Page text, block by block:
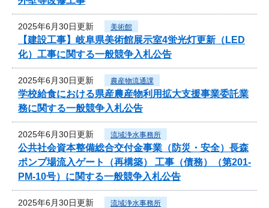
2025年6月30日更新 美術館
【建設工事】岐阜県美術館展示室4蛍光灯更新（LED
化）工事に関する一般競争入札公告
2025年6月30日更新 農産物流通課
学校給食における県産農産物利用拡大支援事業委託業
務に関する一般競争入札公告
2025年6月30日更新 流域浄水事務所
公共社会資本整備総合交付金事業（防災・安全）長森
ポンプ場流入ゲート（再構築） 工事（債務）（第201-
PM-10号）に関する一般競争入札公告
2025年6月30日更新 流域浄水事務所